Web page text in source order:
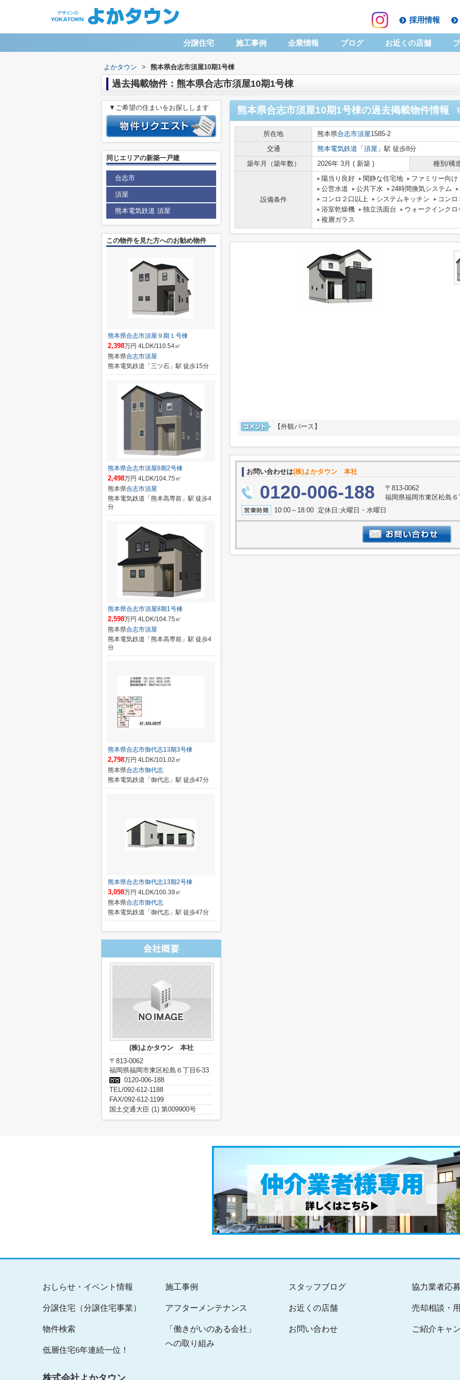
採用情報
分譲住宅 施工事例 企業情報 ブログ お近くの店舗
よかタウン > 熊本県合志市須屋10期1号棟
過去掲載物件：熊本県合志市須屋10期1号棟
熊本県合志市須屋10期1号棟の過去掲載物件情報
所在地 熊本県合志市須屋1585-2
交通
熊本電気鉄道 「 須屋 」駅 徒歩8分
築年月（築年数）
2026年 3月 ( 新築 ) 種別/構
設備条件
陽当り良好 閑静な住宅地 ファミリー向け
公営水道
公共下水 24時間換気システム
コンロ２口以上
システムキッチン コンロ
浴室乾燥機
独立洗面台 ウォークインクロ
複層ガラス
【外観パース】
お問い合わせは(株)よかタウン 本社
0120-006-188
〒813-0062
福岡県福岡市東区松島６
10:00～18:00 定休日:火曜日・水曜日
▼ご希望の住まいをお探しします
同じエリアの新築一戸建
合志市
須屋
熊本電気鉄道 須屋
この物件を見た方へのお勧め物件
熊本県合志市須屋９期１号棟
2,398万円 4LDK/110.54㎡
熊本県合志市須屋
熊本電気鉄道「三ツ石」駅 徒歩15分
熊本県合志市須屋8期2号棟
2,498万円 4LDK/104.75㎡
熊本県合志市須屋
熊本電気鉄道「熊本高専前」駅 徒歩4
分
熊本県合志市須屋8期1号棟
2,598万円 4LDK/104.75㎡
熊本県合志市須屋
熊本電気鉄道「熊本高専前」駅 徒歩4
分
熊本県合志市御代志13期3号棟
2,798万円 4LDK/101.02㎡
熊本県合志市御代志
熊本電気鉄道「御代志」駅 徒歩47分
熊本県合志市御代志13期2号棟
3,098万円 4LDK/100.39㎡
熊本県合志市御代志
熊本電気鉄道「御代志」駅 徒歩47分
(株)よかタウン 本社
〒813-0062
福岡県福岡市東区松島６丁目6-33
0120-006-188
TEL/092-612-1188
FAX/092-612-1199
国土交通大臣 (1) 第009900号
おしらせ・イベント情報
分譲住宅（分譲住宅事業）
物件検索
低層住宅6年連続一位！
施工事例
アフターメンテナンス
「働きがいのある会社」
への取り組み
スタッフブログ
お近くの店舗
お問い合わせ
協力業者応募
売却相談・
ご紹介キャ
株式会社よかタウン